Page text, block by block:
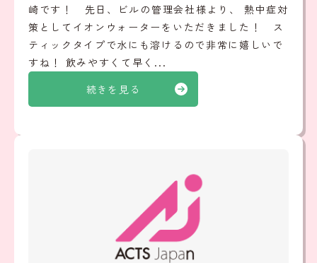
続きを見る
崎です！ 先日、ビルの管理会社様より、 熱中症対
策としてイオンウォーターをいただきました！ ス
ティックタイプで水にも溶けるので非常に嬉しいで
すね！ 飲みやすくて早く...